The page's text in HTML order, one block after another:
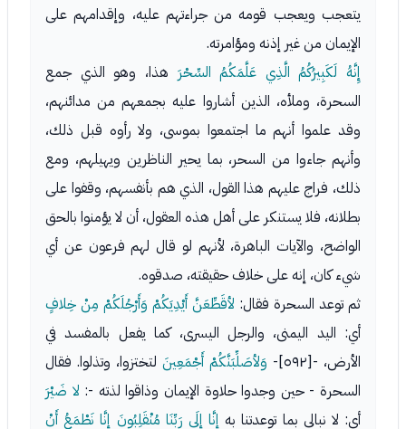
يتعجب ويعجب قومه من جراءتهم عليه، وإقدامهم على
الإيمان من غير إذنه ومؤامرته.
إِنَّهُ لَكَبِيرُكُمُ الَّذِي عَلَّمَكُمُ السِّحْرَ هذا، وهو الذي جمع
السحرة، وملأه، الذين أشاروا عليه بجمعهم من مدائنهم،
وقد علموا أنهم ما اجتمعوا بموسى، ولا رأوه قبل ذلك،
وأنهم جاءوا من السحر، بما يحير الناظرين ويهيلهم، ومع
ذلك، فراج عليهم هذا القول، الذي هم بأنفسهم، وقفوا على
بطلانه، فلا يستنكر على أهل هذه العقول، أن لا يؤمنوا بالحق
الواضح، والآيات الباهرة، لأنهم لو قال لهم فرعون عن أي
شيء كان، إنه على خلاف حقيقته، صدقوه.
ثم توعد السحرة فقال: لأقَطِّعَنَّ أَيْدِيَكُمْ وَأَرْجُلَكُمْ مِنْ خِلافٍ
أي: اليد اليمنى، والرجل اليسرى، كما يفعل بالمفسد في
الأرض، -[٥٩٢]-
وَلأصَلِّبَنَّكُمْ أَجْمَعِينَ لتختزوا، وتذلوا. فقال
السحرة - حين وجدوا حلاوة الإيمان وذاقوا لذته -: لا ضَيْرَ
أي: لا نبالي بما توعدتنا به إِنَّا إِلَى رَبِّنَا مُنْقَلِبُونَ إِنَّا نَطْمَعُ أَنْ